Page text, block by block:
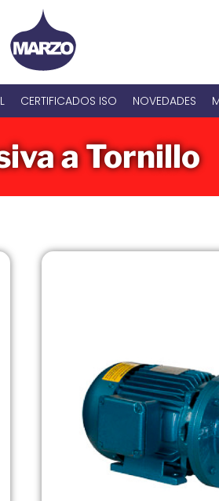
CERTIFICADOS ISO NOVEDADES
a Tornillo